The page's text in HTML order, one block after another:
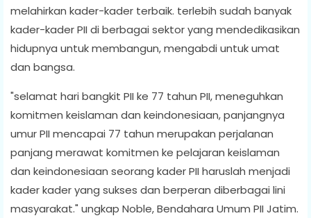
melahirkan kader-kader terbaik. terlebih sudah banyak
kader-kader PII di berbagai sektor yang mendedikasikan
hidupnya untuk membangun, mengabdi untuk umat
dan bangsa.
"selamat hari bangkit PII ke 77 tahun PII, meneguhkan
komitmen keislaman dan keindonesiaan, panjangnya
umur PII mencapai 77 tahun merupakan perjalanan
panjang merawat komitmen ke pelajaran keislaman
dan keindonesiaan seorang kader PII haruslah menjadi
kader kader yang sukses dan berperan diberbagai lini
masyarakat." ungkap Noble, Bendahara Umum PII Jatim.